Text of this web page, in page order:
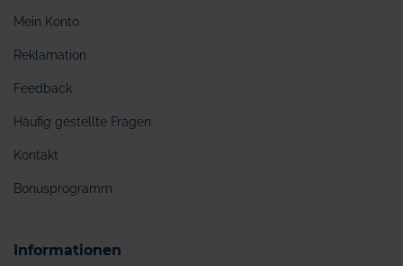
Mein Konto
Reklamation
Feedback
Häufig gestellte Fragen
Kontakt
Bonusprogramm
Informationen